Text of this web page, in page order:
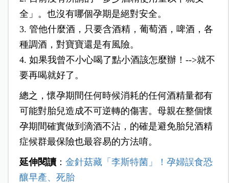
全」。也沒有哪個孕期是絕對安全。
3. 管他什麼酒，只要含酒精，葡萄酒，啤酒，各
種調酒，對寶寶還是有風險。
4. 如果我曾不小心喝了點小酒該怎麼辦！-->就不
要再喝就好了。
總之，懷孕期間任何時候消耗的任何酒精量都有
可能對胎兒造成不可逆轉的傷害。母親在整個懷
孕期間確實做到滴酒不沾，的確是避免胎兒酒精
症候群最保險也最容易的方法唷。
延伸閱讀： 金針菇藏「李斯特菌」！孕婦誤食恐
釀早產、死胎